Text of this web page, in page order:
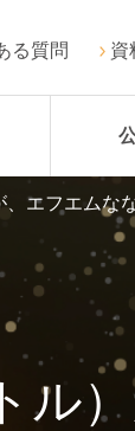
る質問 資
ル
エフエムな